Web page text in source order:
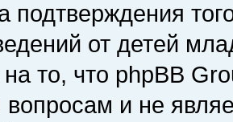
подтверждения
от детей
то, что phpBB
и не